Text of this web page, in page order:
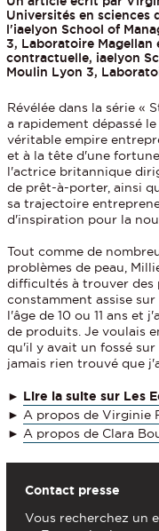
Universités en sciences
l'iaelyon School of
3, Laboratoire
contractuelle, iaelyon
Moulin Lyon 3,
Révélée dans la série «
a rapidement dépassé
véritable empire
et à la tête d'une
l'actrice britannique
de prêt-à-porter, ainsi
sa trajectoire
d'inspiration pour la
Tout comme de
problèmes de peau,
difficultés à trouver des
constamment assise
l'âge de 10 ou 11 ans et
de produits. Je voulais
qu'il y avait un fossé sur
jamais rien trouvé que
► Lire la suite sur Les
► A propos de Virginie
► A propos de Clara
Contact presse
Vous recherchez un